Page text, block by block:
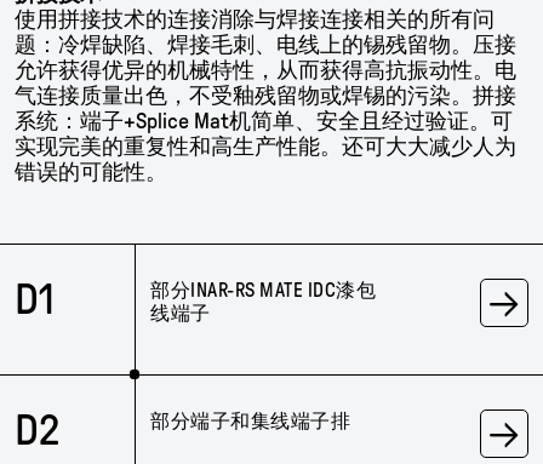
使用拼接技术的连接消除与焊接连接相关的所有问
题：冷焊缺陷、焊接毛刺、电线上的锡残留物。压接
允许获得优异的机械特性，从而获得高抗振动性。电
气连接质量出色，不受釉残留物或焊锡的污染。拼接
系统：端子+Splice Mat机简单、安全且经过验证。可
实现完美的重复性和高生产性能。还可大大减少人为
错误的可能性。
D1
部分INAR-RS MATE IDC漆包
线端子
→
D2 部分端子和集线端子排 →